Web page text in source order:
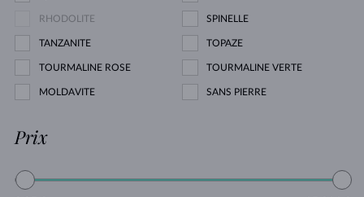
RHODOLITE SPINELLE
TANZANITE TOPAZE
TOURMALINE ROSE TOURMALINE VERTE
MOLDAVITE SANS PIERRE
Prix